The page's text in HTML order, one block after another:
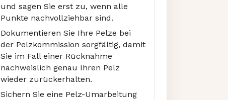
und sagen Sie erst zu, wenn alle
Punkte nachvollziehbar sind.
Dokumentieren Sie Ihre Pelze bei
der Pelzkommission sorgfältig, damit
Sie im Fall einer Rücknahme
nachweislich genau Ihren Pelz
wieder zurückerhalten.
Sichern Sie eine Pelz-Umarbeitung